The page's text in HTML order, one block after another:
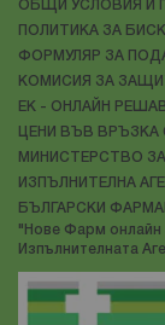
ОБЩИ УСЛОВИЯ И
ПОЛИТИКА ЗА
ФОРМУЛЯР ЗА
КОМИСИЯ ЗА
ЕК - ОНЛАЙН
ЦЕНИ ВЪВ ВРЪЗКА
МИНИСТЕРСТВО
ИЗПЪЛНИТЕЛНА
БЪЛГАРСКИ
"Нове Фарм онлайн
Изпълнителната